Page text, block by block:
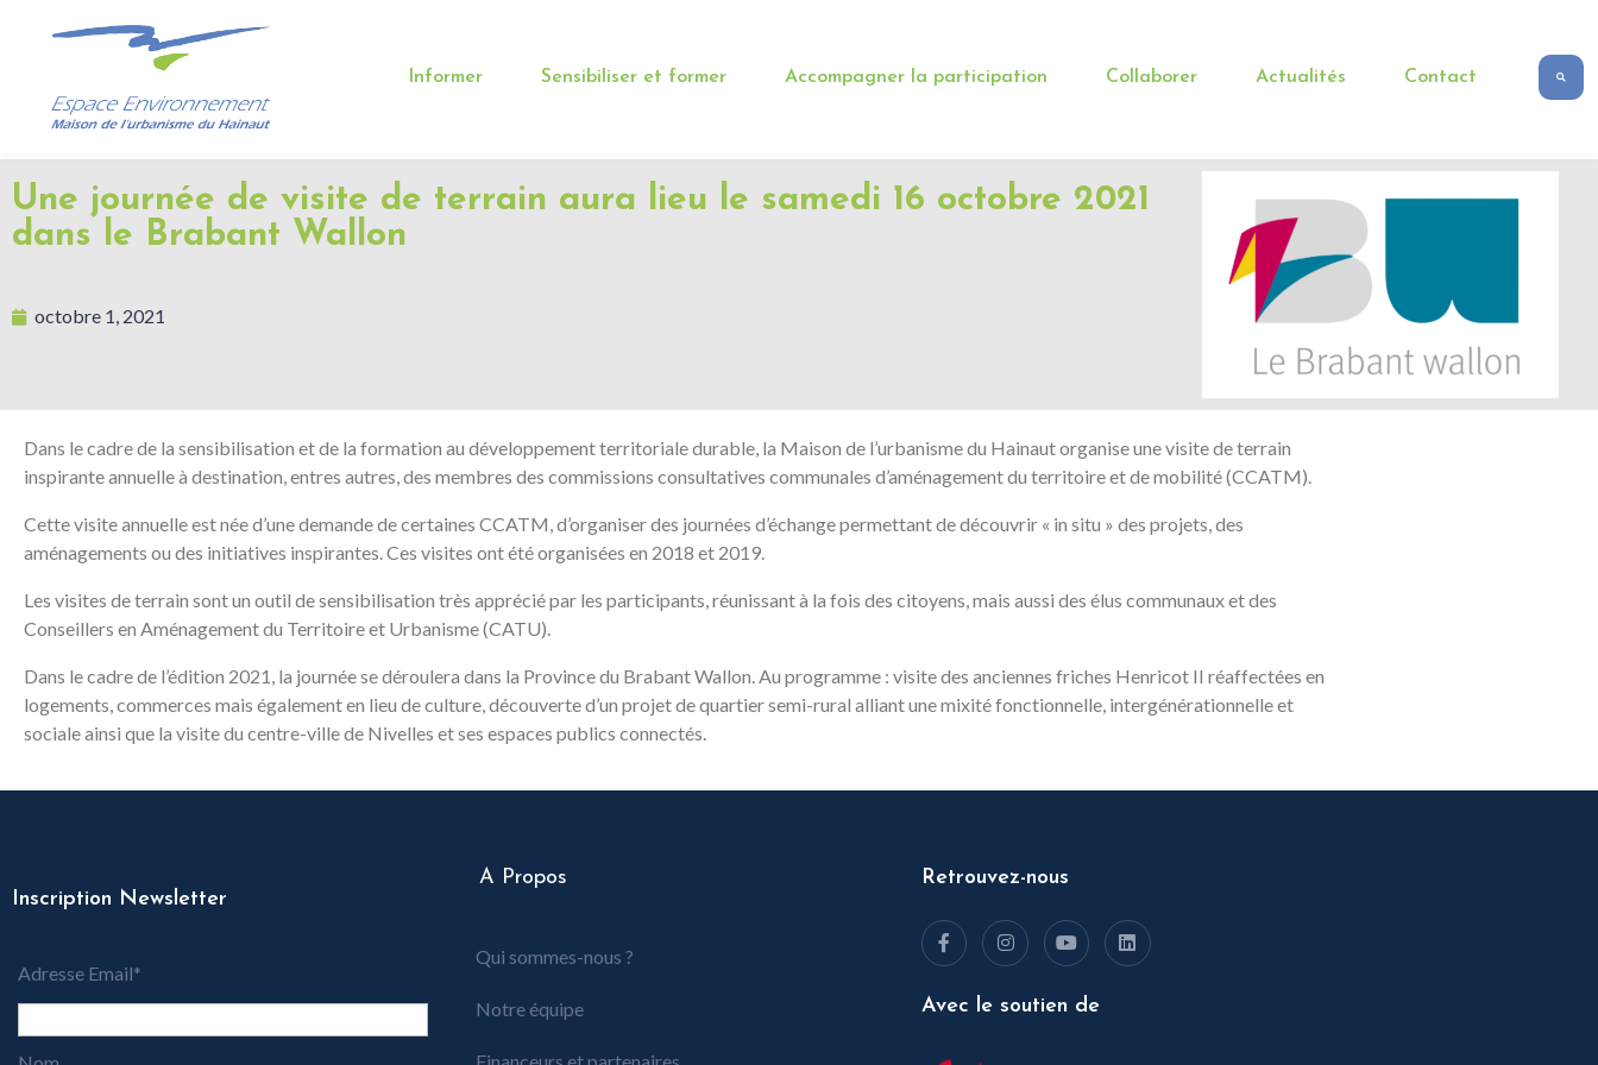
Informer Sensibiliser et former Accompagner la participation Collaborer Actualités Contact
Une journée de visite de terrain aura lieu le samedi 16 octobre 2021
dans le Brabant Wallon
octobre 1, 2021
Dans le cadre de la sensibilisation et de la formation au développement territoriale durable, la Maison de l’urbanisme du Hainaut organise une visite de terrain
inspirante annuelle à destination, entres autres, des membres des commissions consultatives communales d’aménagement du territoire et de mobilité (CCATM).
Cette visite annuelle est née d’une demande de certaines CCATM, d’organiser des journées d’échange permettant de découvrir « in situ » des projets, des
aménagements ou des initiatives inspirantes. Ces visites ont été organisées en 2018 et 2019.
Les visites de terrain sont un outil de sensibilisation très apprécié par les participants, réunissant à la fois des citoyens, mais aussi des élus communaux et des
Conseillers en Aménagement du Territoire et Urbanisme (CATU).
Dans le cadre de l’édition 2021, la journée se déroulera dans la Province du Brabant Wallon. Au programme : visite des anciennes friches Henricot II réaffectées en
logements, commerces mais également en lieu de culture, découverte d’un projet de quartier semi-rural alliant une mixité fonctionnelle, intergénérationnelle et
sociale ainsi que la visite du centre-ville de Nivelles et ses espaces publics connectés.
Inscription Newsletter
Adresse Email*
A Propos
Qui sommes-nous ?
Notre équipe
Retrouvez-nous
Avec le soutien de